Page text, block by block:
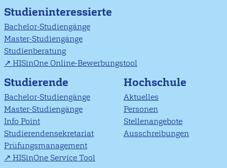
Studieninteressierte
Bachelor-Studiengänge
Master-Studiengänge
Studienberatung
HISinOne Online-Bewerbungstool
Studierende
Bachelor-Studiengänge
Master-Studiengänge
Info Point
Studierendensekretariat
Prüfungsmanagement
HISinOne Service Tool
Hochschule
Aktuelles
Personen
Stellenangebote
Ausschreibungen